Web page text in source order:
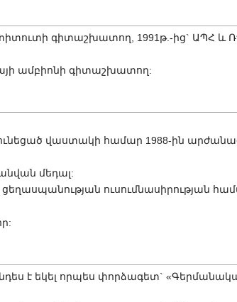
գիտաշխատող, 1991թ.-ից` ԱՊՀ և
ամբիոնի գիտաշխատող:
վաստակի համար 1988-ին
մեդալ:
ուսումնասիրության
է եկել որպես փորձագետ`